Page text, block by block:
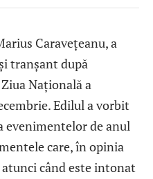
Caravețeanu, a
tranșant după
Națională a
Edilul a vorbit
evenimentelor de anul
care, în opinia
când este intonat